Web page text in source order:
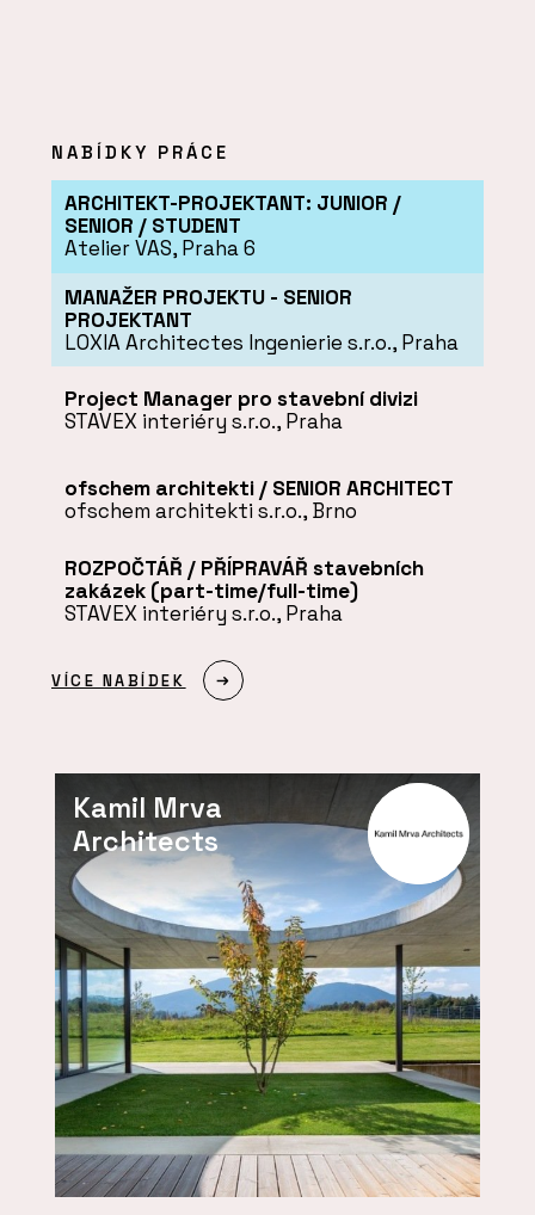
NABÍDKY PRÁCE
ARCHITEKT-PROJEKTANT: JUNIOR /
SENIOR / STUDENT
Atelier VAS, Praha 6
MANAŽER PROJEKTU - SENIOR
PROJEKTANT
LOXIA Architectes Ingenierie s.r.o., Praha
Project Manager pro stavební divizi
STAVEX interiéry s.r.o., Praha
ofschem architekti / SENIOR ARCHITECT
ofschem architekti s.r.o., Brno
ROZPOČTÁŘ / PŘÍPRAVÁŘ stavebních
zakázek (part-time/full-time)
STAVEX interiéry s.r.o., Praha
VÍCE NABÍDEK
Kamil Mrva
Architects